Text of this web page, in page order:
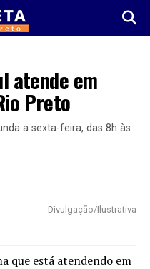
atende em
Preto
a sexta-feira, das 8h às
Divulgação/Ilustrativa
que está atendendo em